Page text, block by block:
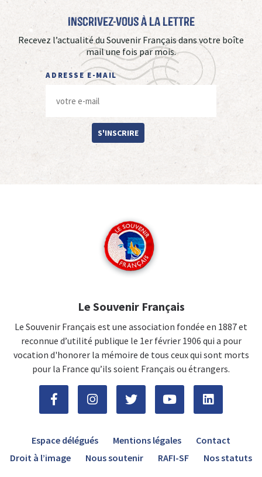
Inscrivez-vous à La Lettre
Recevez l’actualité du Souvenir Français dans votre boîte
mail une fois par mois.
ADRESSE E-MAIL
S'INSCRIRE
Le Souvenir Français
Le Souvenir Français est une association fondée en 1887 et
reconnue d’utilité publique le 1er février 1906 qui a pour
vocation d'honorer la mémoire de tous ceux qui sont morts
pour la France qu’ils soient Français ou étrangers.
Espace délégués Mentions légales
Contact
Droit à l’image
Nous soutenir RAFI-SF Nos statuts